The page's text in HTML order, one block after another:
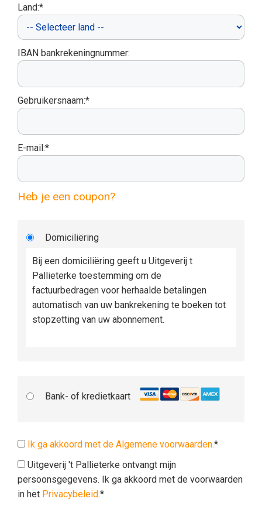
Land:*
IBAN bankrekeningnummer:
Gebruikersnaam:*
E-mail:*
Heb je een coupon?
Domiciliëring
Bij een domiciliëring geeft u Uitgeverij t
Pallieterke toestemming om de
factuurbedragen voor herhaalde betalingen
automatisch van uw bankrekening te boeken tot
stopzetting van uw abonnement.
Bank- of kredietkaart
Ik ga akkoord met de Algemene voorwaarden.*
Uitgeverij 't Pallieterke ontvangt mijn
persoonsgegevens. Ik ga akkoord met de voorwaarden
in het Privacybeleid.*